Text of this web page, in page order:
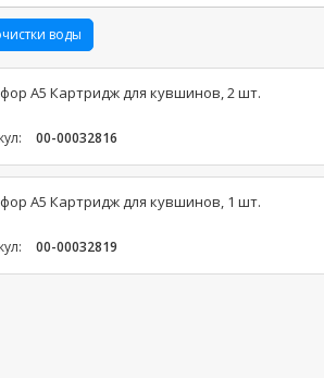
воды
А5 Картридж для кувшинов, 2 шт.
00-00032816
А5 Картридж для кувшинов, 1 шт.
00-00032819